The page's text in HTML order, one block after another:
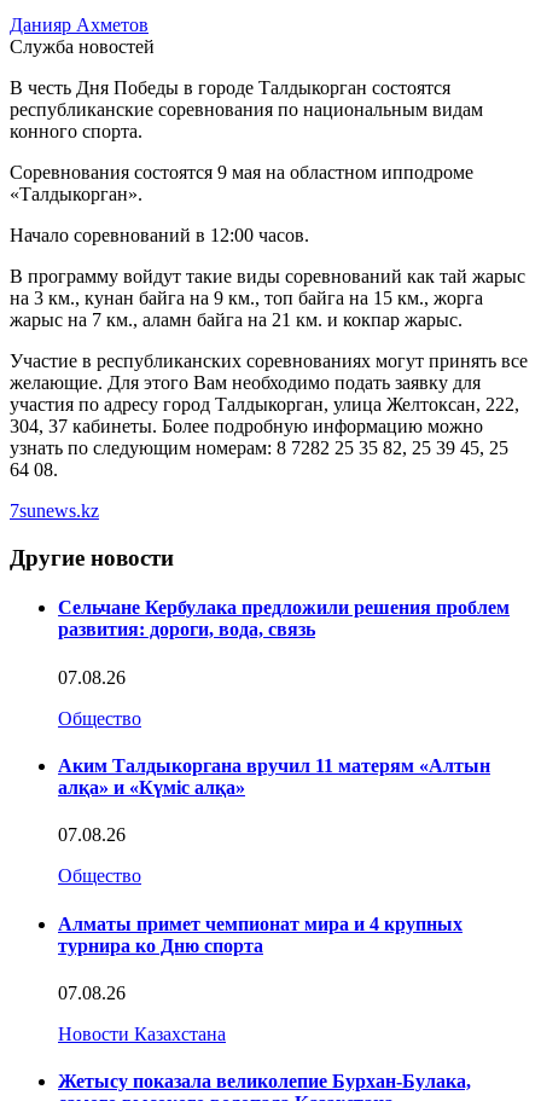
Данияр Ахметов
Служба новостей
В честь Дня Победы в городе Талдыкорган состоятся
республиканские соревнования по национальным видам
конного спорта.
Соревнования состоятся 9 мая на областном ипподроме
«Талдыкорган».
Начало соревнований в 12:00 часов.
В программу войдут такие виды соревнований как тай жарыс
на 3 км., кунан байга на 9 км., топ байга на 15 км., жорга
жарыс на 7 км., аламн байга на 21 км. и кокпар жарыс.
Участие в республиканских соревнованиях могут принять все
желающие. Для этого Вам необходимо подать заявку для
участия по адресу город Талдыкорган, улица Желтоксан, 222,
304, 37 кабинеты. Более подробную информацию можно
узнать по следующим номерам: 8 7282 25 35 82, 25 39 45, 25
64 08.
7sunews.kz
Другие новости
Сельчане Кербулака предложили решения проблем
развития: дороги, вода, связь
07.08.26
Общество
Аким Талдыкоргана вручил 11 матерям «Алтын
алқа» и «Күміс алқа»
07.08.26
Общество
Алматы примет чемпионат мира и 4 крупных
турнира ко Дню спорта
07.08.26
Новости Казахстана
Жетысу показала великолепие Бурхан-Булака,